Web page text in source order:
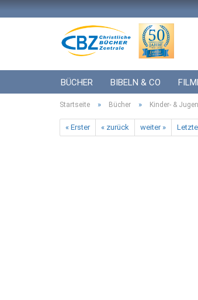
BÜCHER BIBELN & CO
ICF BÜCHER VERSCHIEDENES
Startseite » Bücher » Kinder- &
« Erster « zurück weiter »